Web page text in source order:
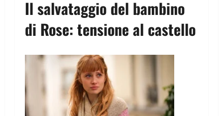
Il salvataggio del bambino
di Rose: tensione al castello